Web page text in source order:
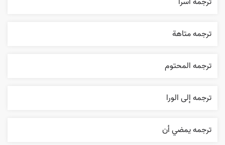
ترجمه متاهة
ترجمه المحتوم
ترجمه إلی الورا
ترجمه يمضي أن